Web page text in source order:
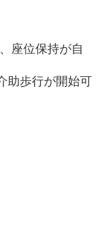
座位保持が自
助歩行が開始可